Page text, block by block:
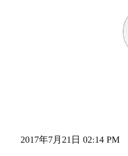
2017年7月21日 02:14 PM